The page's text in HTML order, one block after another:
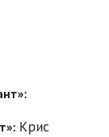
Крис